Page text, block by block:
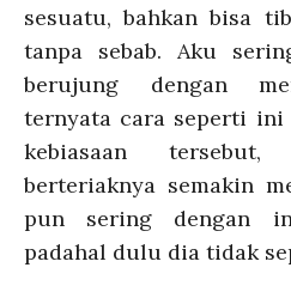
sesuatu, bahkan bisa
tanpa sebab. Aku
berujung dengan
ternyata cara seperti ini
kebiasaan
berteriaknya semakin
pun sering dengan
padahal dulu dia tidak